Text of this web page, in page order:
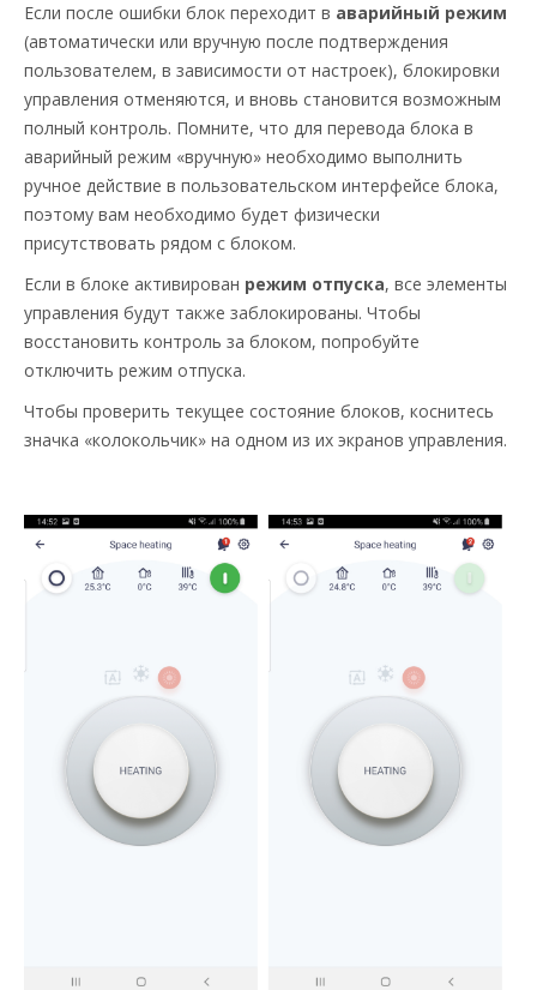
Если после ошибки блок переходит в аварийный режим
(автоматически или вручную после подтверждения
пользователем, в зависимости от настроек), блокировки
управления отменяются, и вновь становится возможным
полный контроль. Помните, что для перевода блока в
аварийный режим «вручную» необходимо выполнить
ручное действие в пользовательском интерфейсе блока,
поэтому вам необходимо будет физически
присутствовать рядом с блоком.
Если в блоке активирован режим отпуска, все элементы
управления будут также заблокированы. Чтобы
восстановить контроль за блоком, попробуйте
отключить режим отпуска.
Чтобы проверить текущее состояние блоков, коснитесь
значка «колокольчик» на одном из их экранов управления.